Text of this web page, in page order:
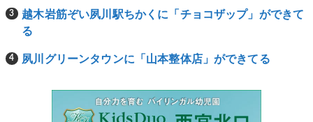
越木岩筋ぞい夙川駅ちかくに「チョコザップ」ができて
る
夙川グリーンタウンに「山本整体店」ができてる